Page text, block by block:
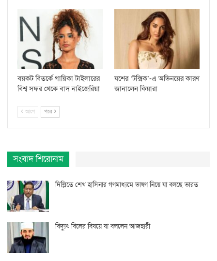
বয়কট বিতর্কে গায়িকা টাইলারের
বিশ্ব সফর থেকে বাদ নাইজেরিয়া
যশের ‘টক্সিক’-এ অভিনয়ের কারণ
জানালেন কিয়ারা
আগে পরে
সংবাদ শিরোনাম
দিল্লিতে শেখ হাসিনার গণমাধ্যমে ভাষণ নিয়ে যা বলছে ভারত
বিদ্যুৎ বিলের বিষয়ে যা বললেন আজহারী